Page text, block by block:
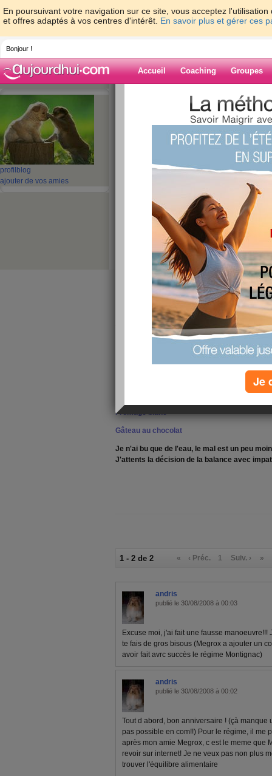
En poursuivant votre navigation sur ce site, vous acceptez
et offres adaptés à vos centres d'intérêt. En savoir plus et gérer ces
Bonjour !
Accueil Coaching Groupes
profil blog
ajouter de vos amies
> > Quelle
Blog de
Quelle journée
Mon article d'hier a tout simplement disparu
soir, il y était encore, va savoir, les
Aujourd'hui, c'était mon
Au boulot, tous les mecs de
souhaiter, c'était sympa.
Un anniversaire s'est
le repas au restaurant et le
kilos, on verra bien demain sur
pas un miracle, on verra.
Gateau de foie de volaille et sa sauce tomate
Fromage blanc
Gâteau au chocolat
Je n'ai bu que de l'eau, le mal est un peu
J'attents la décision de la balance avec
1 - 2 de 2 « ‹ Préc. 1 Suiv. › »
andris
publié le 30/08/2008 à 00:03
Excuse moi, j'ai fait une fausse
te fais de gros bisous (Megrox a ajouter un
avoir fait avrc succès le régime Montignac)
andris
publié le 30/08/2008 à 00:02
Tout d abord, bon anniversaire ! (çà manque
pas possible en com!!) Pour le régime, il me
après mon amie Megrox, c est le meme que
revoir sur internet! Je ne veux pas non plus
trouver l'équilibre alimentaire
Je